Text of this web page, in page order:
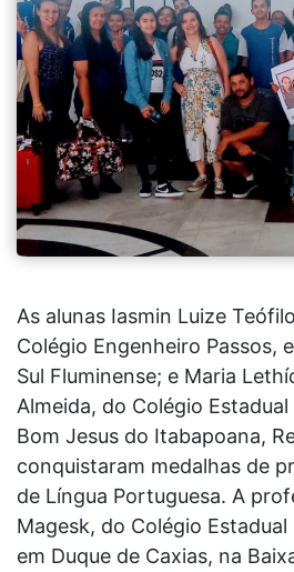
As alunas Iasmin Luize
Colégio Engenheiro Passos,
Sul Fluminense; e Maria
Almeida, do Colégio
Bom Jesus do Itabapoana,
conquistaram medalhas de
de Língua Portuguesa. A
Magesk, do Colégio Estadual
em Duque de Caxias, na